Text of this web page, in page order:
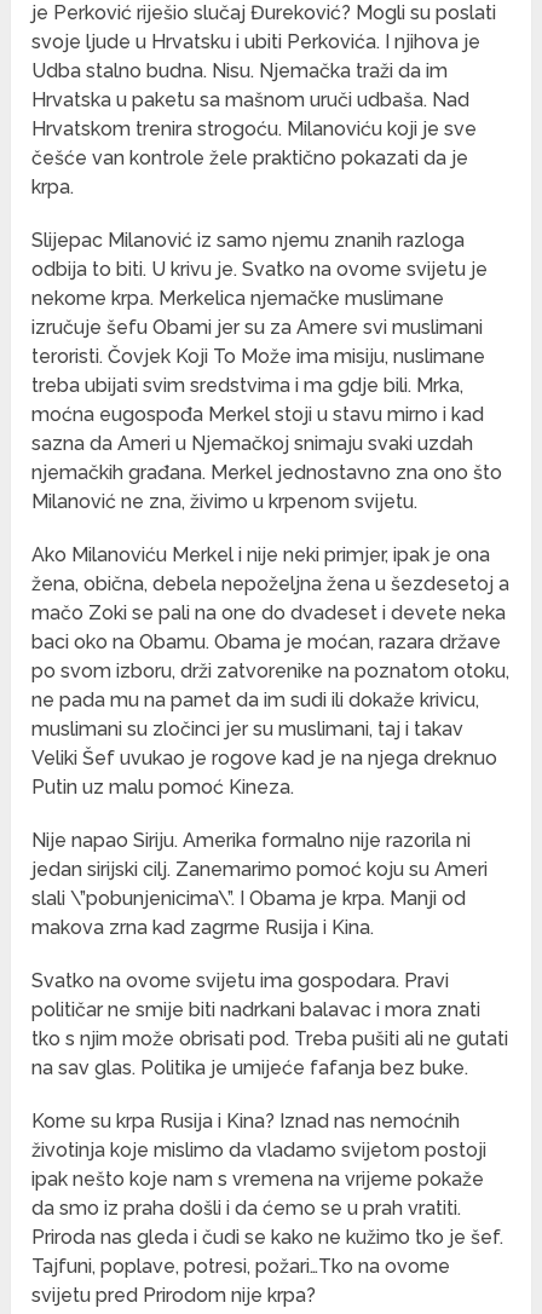
je Perković riješio slučaj Đureković? Mogli su poslati
svoje ljude u Hrvatsku i ubiti Perkovića. I njihova je
Udba stalno budna. Nisu. Njemačka traži da im
Hrvatska u paketu sa mašnom uruči udbaša. Nad
Hrvatskom trenira strogoću. Milanoviću koji je sve
češće van kontrole žele praktično pokazati da je
krpa.
Slijepac Milanović iz samo njemu znanih razloga
odbija to biti. U krivu je. Svatko na ovome svijetu je
nekome krpa. Merkelica njemačke muslimane
izručuje šefu Obami jer su za Amere svi muslimani
teroristi. Čovjek Koji To Može ima misiju, nuslimane
treba ubijati svim sredstvima i ma gdje bili. Mrka,
moćna eugospođa Merkel stoji u stavu mirno i kad
sazna da Ameri u Njemačkoj snimaju svaki uzdah
njemačkih građana. Merkel jednostavno zna ono što
Milanović ne zna, živimo u krpenom svijetu.
Ako Milanoviću Merkel i nije neki primjer, ipak je ona
žena, obična, debela nepoželjna žena u šezdesetoj a
mačo Zoki se pali na one do dvadeset i devete neka
baci oko na Obamu. Obama je moćan, razara države
po svom izboru, drži zatvorenike na poznatom otoku,
ne pada mu na pamet da im sudi ili dokaže krivicu,
muslimani su zločinci jer su muslimani, taj i takav
Veliki Šef uvukao je rogove kad je na njega dreknuo
Putin uz malu pomoć Kineza.
Nije napao Siriju. Amerika formalno nije razorila ni
jedan sirijski cilj. Zanemarimo pomoć koju su Ameri
slali \”pobunjenicima\”. I Obama je krpa. Manji od
makova zrna kad zagrme Rusija i Kina.
Svatko na ovome svijetu ima gospodara. Pravi
političar ne smije biti nadrkani balavac i mora znati
tko s njim može obrisati pod. Treba pušiti ali ne gutati
na sav glas. Politika je umijeće fafanja bez buke.
Kome su krpa Rusija i Kina? Iznad nas nemoćnih
životinja koje mislimo da vladamo svijetom postoji
ipak nešto koje nam s vremena na vrijeme pokaže
da smo iz praha došli i da ćemo se u prah vratiti.
Priroda nas gleda i čudi se kako ne kužimo tko je šef.
Tajfuni, poplave, potresi, požari…Tko na ovome
svijetu pred Prirodom nije krpa?